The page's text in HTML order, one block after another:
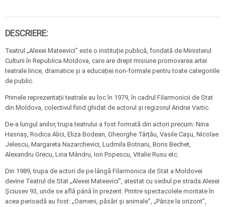
DESCRIERE:
Teatrul „Alexei Mateevici” este o instituție publică, fondată de Ministerul
Culturii în Republica Moldova, care are drept misiune promovarea artei
teatrale lirice, dramatice și a educației non-formale pentru toate categoriile
de public.
Primele reprezentații teatrale au loc în 1979, în cadrul Filarmonicii de Stat
din Moldova, colectivul fiind ghidat de actorul și regizorul Andrei Vartic.
De-a lungul anilor, trupa teatrului a fost formată din actori precum: Nina
Hasnaș, Rodica Alici, Eliza Bodean, Gheorghe Târțău, Vasile Cașu, Nicolae
Jelescu, Margareta Nazarchevici, Ludmila Botnaru, Boris Bechet,
Alexandru Grecu, Lina Mândru, Ion Popescu, Vitalie Rusu etc.
Din 1989, trupa de actori de pe lângă Filarmonica de Stat a Moldovei
devine Teatrul de Stat „Alexei Mateevici”, atestat cu sediul pe strada Alexei
Șciusev 93, unde se află până în prezent. Printre spectacolele montate în
acea perioadă au fost: „Oameni, păsări și animale”, „Pânze la orizont”,